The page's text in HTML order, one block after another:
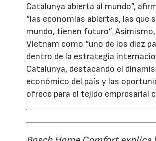
Catalunya abierta al mundo”,
“las economías abiertas, las que
mundo, tienen futuro”.
Vietnam como “uno de los diez
dentro de la estrategia
Catalunya, destacando el
económico del país y las
ofrece para el tejido empresarial